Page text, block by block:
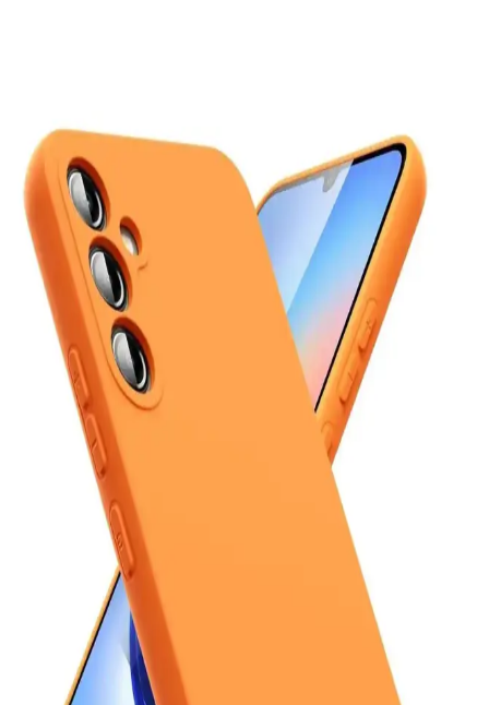
uzun destek ve seyahat avantajı sunarken, Samsung özelleştirme ve
çok yönlülük sağlar. Diğer markalar performans ve fiyat dengesi
sunar.
Mediamarkt Kayseri'de Geniş Telefon Aksesuarları
Seçenekleri ve Ürün Çeşitleri
Mediamarkt Kayseri, geniş ürün yelpazesiyle telefon aksesuarları
sunuyor. Şarj kabloları, kılıflar, ekran koruyucuları ve kulaklıklar
gibi çeşitli ürünlerle telefonlarınızı koruyun ve kişiselleştirin.
Kişisel Kullanım İçin En Uygun Akıllı Telefon Seçimi
Güncel Kriterler ve Modeller
Kişisel kullanım için en uygun telefonu seçmek için güncel kriterler
ve modeller hakkında detaylı bilgi, karşılaştırma platformlarının
önemi ve seçim ipuçları içerir.
Poco Telefonların Özellikleri ve Kullanıcı
Deneyimleri Analizi
Poco telefonlar, güçlü işlemci, yüksek RAM, geniş depolama,
kaliteli ekran ve gelişmiş kamera özellikleriyle kullanıcıların ilgisini
çekiyor. Batarya ve yazılım desteğiyle de öne çıkıyor.
Galaxy A12 ve A36 Modellerinin Boyutları ve
Kullanım İçin En Uygun Seçenekler